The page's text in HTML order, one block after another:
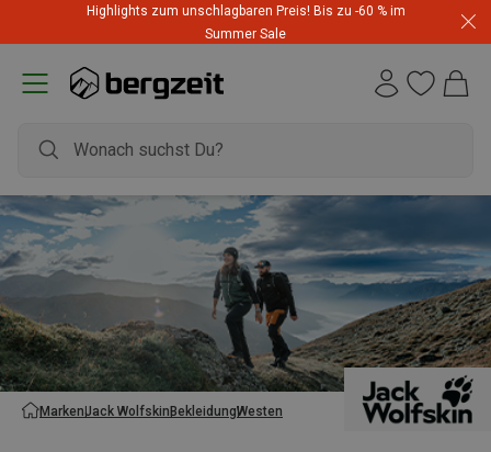
Highlights zum unschlagbaren Preis! Bis zu -60 % im
Summer Sale
MarkenJack WolfskinBekleidungWesten